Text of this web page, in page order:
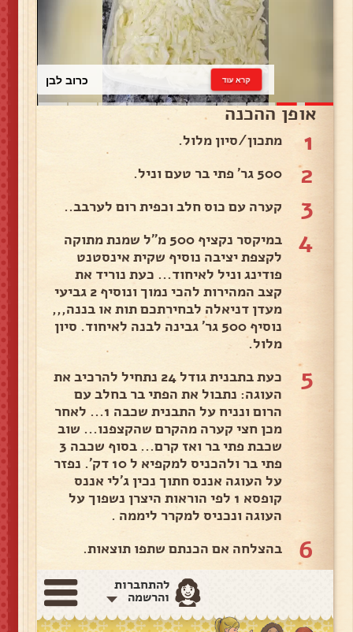
כרוב לבן קרא עוד
אופן ההכנה
1 מתכון/סיון מלול.
2 500 גר' פתי בר טעם וניל.
3 קערה עם כוס חלב וכפית רום לערבב..
4
במיקסר נקציף 500 מ"ל שמנת מתוקה
לקצפת יציבה נוסיף שקית אינסטנט
פודינג וניל לאיחוד... כעת נוריד את
קצב המהירות להכי נמוך ונוסיף 2 גביעי
מעדן דניאלה לבחירתכם תות או בננה,,,
נוסיף 500 גר' גבינה לבנה לאיחוד. סיון
מלול.
5
כעת בתבנית גודל 24 נתחיל להרכיב את
העוגה: נתבול את הפתי בר בחלב עם
הרום ונניח על התבנית שכבה 1... לאחר
מכן חצי קערה מהקרם שהקצפנו... שוב
שכבת פתי בר ואז קרם... בסוף שכבה 3
פתי בר ולהכניס למקפיא ל 10 דק'. נפזר
על העוגה אננס חתוך נכין ג'לי אננס
קופסא 1 לפי הוראות היצרן נשפוך על
העוגה ונכניס למקרר ליממה .
6 בהצלחה אם הכנתם שתפו תוצאות.
להתחברות
והרשמה